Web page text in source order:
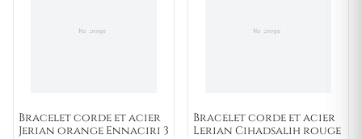
Bracelet corde et acier
Jerian orange Ennaciri 3
Bracelet corde et acier
Lerian Cihadsalih rouge